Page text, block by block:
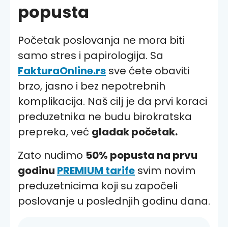
popusta
Početak poslovanja ne mora biti
samo stres i papirologija. Sa
FakturaOnline.rssve ćete obaviti
brzo, jasno i bez nepotrebnih
komplikacija. Naš cilj je da prvi koraci
preduzetnika ne budu birokratska
prepreka, već gladak početak.
Zato nudimo 50% popusta na prvu
godinu PREMIUM tarifesvim novim
preduzetnicima koji su započeli
poslovanje u poslednjih godinu dana.